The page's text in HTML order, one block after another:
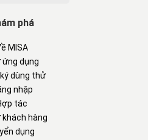
phá
MISA
ứng dụng
dùng thử
nhập
tác
khách hàng
dụng